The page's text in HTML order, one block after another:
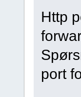
Http
port